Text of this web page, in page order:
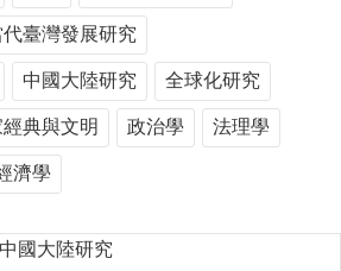
代臺灣發展研究
中國大陸研究 全球化研究
典與文明 政治學 法理學
濟學
中國大陸研究